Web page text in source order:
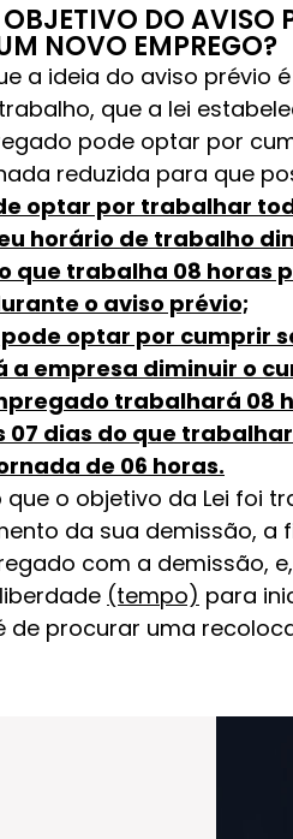
DO AVISO
NOVO EMPREGO?
a ideia do aviso prévio
que a lei
pode optar por
reduzida para que
optar por trabalhar
horário de trabalho
que trabalha 08 horas
o aviso prévio;
optar por cumprir
a empresa diminuir o
trabalhará 08
dias do que
de 06 horas.
o objetivo da Lei foi
da sua demissão, a
com a demissão,
(tempo) para
de procurar uma